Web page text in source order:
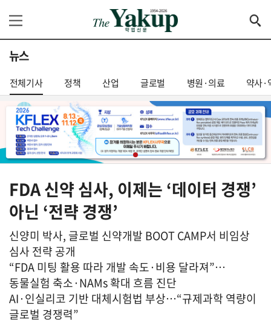
뉴스
전체기사 정책 산업 글로벌 병원·의료 약사·
FDA 신약 심사, 이제는 ‘데이터 경쟁’
아닌 ‘전략 경쟁’
신양미 박사, 글로벌 신약개발 BOOT CAMP서 비임상
심사 전략 공개
“FDA 미팅 활용 따라 개발 속도·비용 달라져”…
동물실험 축소·NAMs 확대 흐름 진단
AI·인실리코 기반 대체시험법 부상…“규제과학 역량이
글로벌 경쟁력”